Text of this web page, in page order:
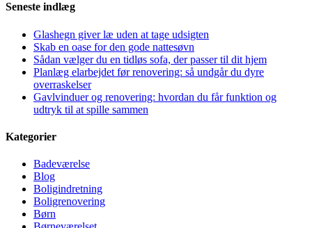
Seneste indlæg
Glashegn giver læ uden at tage udsigten
Skab en oase for den gode nattesøvn
Sådan vælger du en tidløs sofa, der passer til dit hjem
Planlæg elarbejdet før renovering: så undgår du dyre
overraskelser
Gavlvinduer og renovering: hvordan du får funktion og
udtryk til at spille sammen
Kategorier
Badeværelse
Blog
Boligindretning
Boligrenovering
Børn